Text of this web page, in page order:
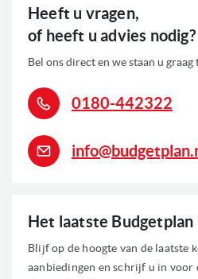
Het laatste Budgetplan
Blijf op de hoogte van de laatste
aanbiedingen en schrijf u in voor
Heeft u vragen,
of heeft u advies nodig?
Bel ons direct en we staan u graag
0180-442322